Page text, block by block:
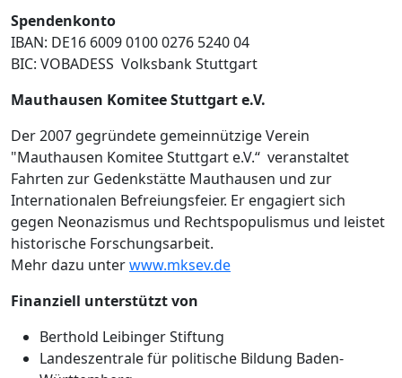
Spendenkonto
IBAN: DE16 6009 0100 0276 5240 04
BIC: VOBADESS Volksbank Stuttgart
Mauthausen Komitee Stuttgart e.V.
Der 2007 gegründete gemeinnützige Verein
"Mauthausen Komitee Stuttgart e.V.“ veranstaltet
Fahrten zur Gedenkstätte Mauthausen und zur
Internationalen Befreiungsfeier. Er engagiert sich
gegen Neonazismus und Rechtspopulismus und leistet
historische Forschungsarbeit.
Mehr dazu unterwww.mksev.de
Finanziell unterstützt von
Berthold Leibinger Stiftung
Landeszentrale für politische Bildung Baden-